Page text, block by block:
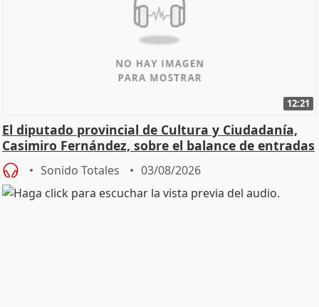
12:21
El diputado provincial de Cultura y Ciudadanía,
Casimiro Fernández, sobre el balance de entradas
Sonido Totales 03/08/2026